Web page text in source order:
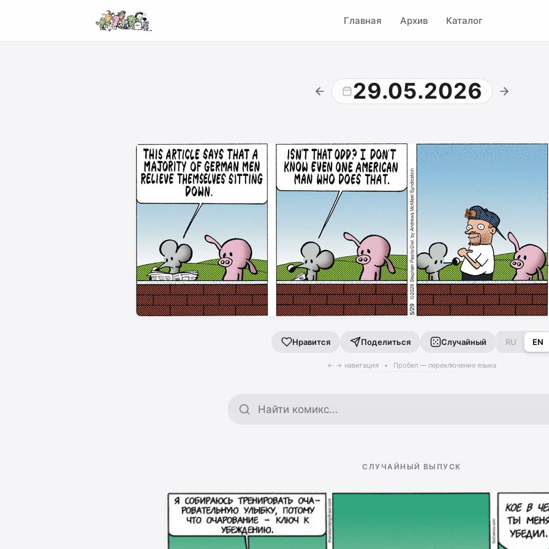
Главная Архив Каталог
29.05.2026
Нравится Поделиться Случайный
← → навигация • Пробел — переключение языка
RU EN
Поиск по архиву
СЛУЧАЙНЫЙ ВЫПУСК